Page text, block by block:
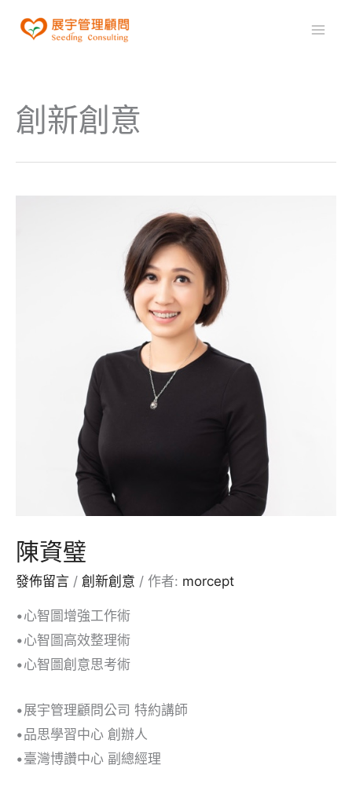
創新創意
陳資璧
發佈留言 / 創新創意 / 作者: morcept
•心智圖增強工作術
•心智圖高效整理術
•心智圖創意思考術
•展宇管理顧問公司 特約講師
•品思學習中心 創辦人
•臺灣博讚中心 副總經理